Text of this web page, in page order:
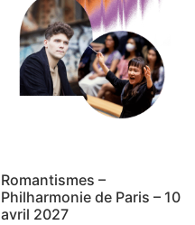
Romantismes –
Philharmonie de Paris – 10
avril 2027